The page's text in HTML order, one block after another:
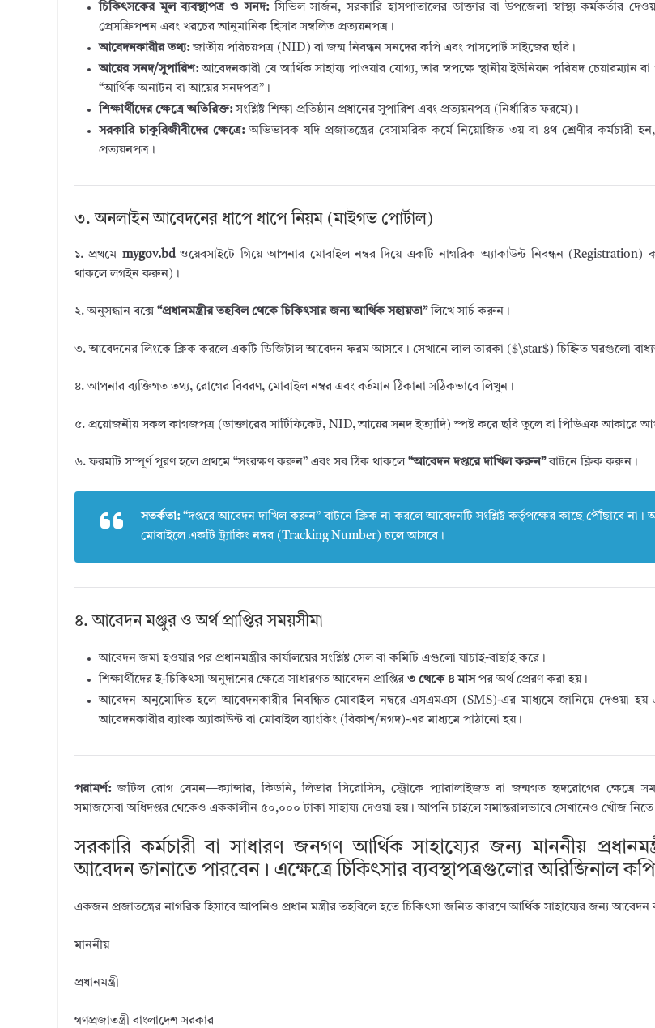
চিকিৎসকের মূল ব্যবস্থাপত্র ও সনদ:সিভিল সার্জন, সরকারি হাসপাতালের ডাক্তার বা উপজেলা স্বাস্থ্য কর্মকর্তার
প্রেসক্রিপশন এবং খরচের আনুমানিক হিসাব সম্বলিত প্রত্যয়নপত্র।
আবেদনকারীর তথ্য:জাতীয় পরিচয়পত্র (NID) বা জন্ম নিবন্ধন সনদের কপি এবং পাসপোর্ট সাইজের ছবি।
আয়ের সনদ/সুপারিশ:আবেদনকারী যে আর্থিক সাহায্য পাওয়ার যোগ্য, তার স্বপক্ষে স্থানীয় ইউনিয়ন পরিষদ চেয়ারম্যান বা
“আর্থিক অনাটন বা আয়ের সনদপত্র”।
শিক্ষার্থীদের ক্ষেত্রে অতিরিক্ত:সংশ্লিষ্ট শিক্ষা প্রতিষ্ঠান প্রধানের সুপারিশ এবং প্রত্যয়নপত্র (নির্ধারিত ফরমে)।
সরকারি চাকুরিজীবীদের ক্ষেত্রে:অভিভাবক যদি প্রজাতন্ত্রের বেসামরিক কর্মে নিয়োজিত ৩য় বা ৪থ শ্রেণীর কর্মচারী
প্রত্যয়নপত্র।
৩. অনলাইন আবেদনের ধাপে ধাপে নিয়ম (মাইগভ পোর্টাল)
১. প্রথমে mygov.bdওয়েবসাইটে গিয়ে আপনার মোবাইল নম্বর দিয়ে একটি নাগরিক অ্যাকাউন্ট নিবন্ধন
থাকলে লগইন করুন)।
২. অনুসন্ধান বক্সে “প্রধানমন্ত্রীর তহবিল থেকে চিকিৎসার জন্য আর্থিক সহায়তা”লিখে সার্চ করুন।
৩. আবেদনের লিংকে ক্লিক করলে একটি ডিজিটাল আবেদন ফরম আসবে। সেখানে লাল তারকা ($\star$) চিহ্নিত ঘরগুলো
৪. আপনার ব্যক্তিগত তথ্য, রোগের বিবরণ, মোবাইল নম্বর এবং বর্তমান ঠিকানা সঠিকভাবে লিখুন।
৫. প্রয়োজনীয় সকল কাগজপত্র (ডাক্তারের সার্টিফিকেট, NID, আয়ের সনদ ইত্যাদি) স্পষ্ট করে ছবি তুলে বা পিডিএফ
৬. ফরমটি সম্পূর্ণ পূরণ হলে প্রথমে “সংরক্ষণ করুন” এবং সব ঠিক থাকলে “আবেদন দপ্তরে দাখিল করুন”বাটনে ক্লিক করুন।
সতর্কতা:“দপ্তরে আবেদন দাখিল করুন” বাটনে ক্লিক না করলে আবেদনটি সংশ্লিষ্ট কর্তৃপক্ষের কাছে পৌঁছাবে
মোবাইলে একটি ট্র্যাকিং নম্বর (Tracking Number) চলে আসবে।
৪. আবেদন মঞ্জুর ও অর্থ প্রাপ্তির সময়সীমা
আবেদন জমা হওয়ার পর প্রধানমন্ত্রীর কার্যালয়ের সংশ্লিষ্ট সেল বা কমিটি এগুলো যাচাই-বাছাই করে।
শিক্ষার্থীদের ই-চিকিৎসা অনুদানের ক্ষেত্রে সাধারণত আবেদন প্রাপ্তির ৩ থেকে ৪ মাসপর অর্থ প্রেরণ করা হয়।
আবেদন অনুমোদিত হলে আবেদনকারীর নিবন্ধিত মোবাইল নম্বরে এসএমএস (SMS)-এর মাধ্যমে জানিয়ে দেওয়া হয়
আবেদনকারীর ব্যাংক অ্যাকাউন্ট বা মোবাইল ব্যাংকিং (বিকাশ/নগদ)-এর মাধ্যমে পাঠানো হয়।
পরামর্শ:জটিল রোগ যেমন—ক্যান্সার, কিডনি, লিভার সিরোসিস, স্ট্রোকে প্যারালাইজড বা জন্মগত হৃদরোগের ক্ষেত্রে
সমাজসেবা অধিদপ্তর থেকেও এককালীন ৫০,০০০ টাকা সাহায্য দেওয়া হয়। আপনি চাইলে সমান্তরালভাবে সেখানেও খোঁজ নিতে
সরকারি কর্মচারী বা সাধারণ জনগণ আর্থিক সাহায্যের জন্য মাননীয়
আবেদন জানাতে পারবেন। এক্ষেত্রে চিকিৎসার ব্যবস্থাপত্রগুলোর অরিজিনাল
একজন প্রজাতন্ত্রের নাগরিক হিসাবে আপনিও প্রধান মন্ত্রীর তহবিলে হতে চিকিৎসা জনিত কারণে আর্থিক সাহায্যের জন্য
মাননীয়
প্রধানমন্ত্রী
গণপ্রজাতন্ত্রী বাংলাদেশ সরকার